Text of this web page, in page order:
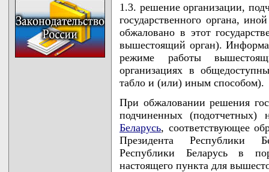
1.3. решение организации,
государственного органа,
обжаловано в этот
вышестоящий орган).
режиме работы
организациях в
табло и (или) иным способом).
При обжаловании решения
подчиненных (подотчетных)
Беларусь, соответствующее
Президента Республики
Республики Беларусь в
настоящего пункта для